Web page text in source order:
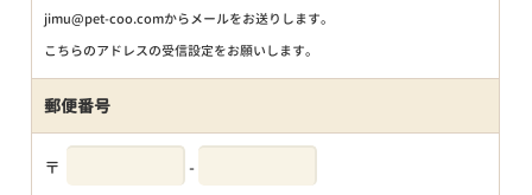
jimu@pet-coo.comからメールをお送りします。
こちらのアドレスの受信設定をお願いします。
郵便番号
〒 -